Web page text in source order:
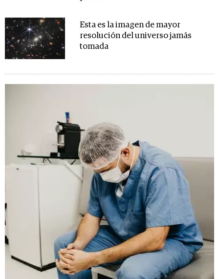
Esta es la imagen de mayor
resolución del universo jamás
tomada